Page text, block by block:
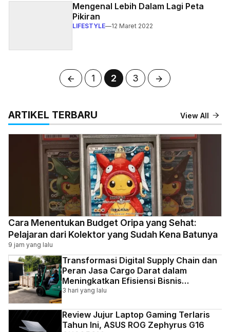
Mengenal Lebih Dalam Lagi Peta
Pikiran
LIFESTYLE—12 Maret 2022
Halaman
1 Halaman
2 Halaman
3
ARTIKEL TERBARU View All
Cara Menentukan Budget Oripa yang Sehat:
Pelajaran dari Kolektor yang Sudah Kena Batunya
9 jam yang lalu
Transformasi Digital Supply Chain dan
Peran Jasa Cargo Darat dalam
Meningkatkan Efisiensi Bisnis
Indonesia
3 hari yang lalu
Review Jujur Laptop Gaming Terlaris
Tahun Ini, ASUS ROG Zephyrus G16